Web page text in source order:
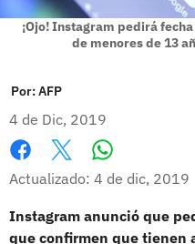
¡Ojo! Instagram pedirá
de menores de 13
Por:AFP
4 de Dic, 2019
Facebook
X
Actualizado: 4 de dic, 2019
Instagram anunció que
que confirmen que tienen